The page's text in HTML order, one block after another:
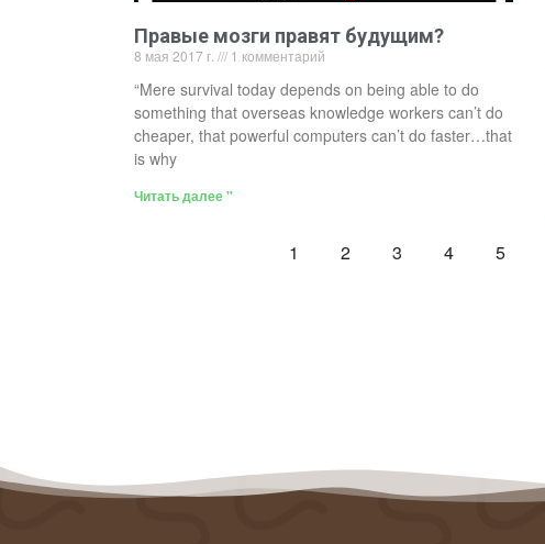
Правые мозги правят будущим?
8 мая 2017 г. 1 комментарий
“Mere survival today depends on being able to do
something that overseas knowledge workers can’t do
cheaper, that powerful computers can’t do faster…that
is why
Читать далее "
1 2 3 4 5